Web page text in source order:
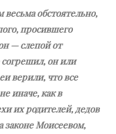
обстоятельно,
просившего
— слепой от
он или
верили, что все
иначе, как в
их родителей, дедов
законе Моисеевом,